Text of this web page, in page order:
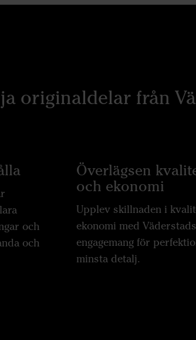
originaldelar från
och
och
Överlägsen
och ekonomi
Upplev skillnaden i
ekonomi med Väderstads
engagemang för
minsta detalj.